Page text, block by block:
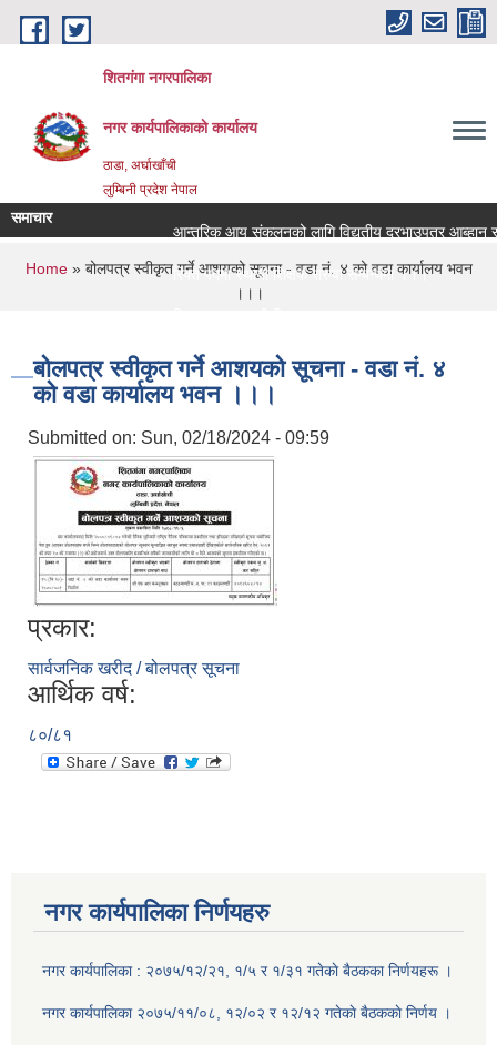
Skip to main content
शितगंगा नगरपालिका
नगर कार्यपालिकाकाे कार्यालय
ठाडा, अर्घाखाँची
लुम्बिनी प्रदेश नेपाल
समाचार
आन्तरिक आय संकलनको लागि विद्युतीय दरभाउपत्र आब्हान
रिक्त पदमा स्थायी शिक्षक सरुवा सम्बन्धमा ।।।
You are here
Home» बोलपत्र स्वीकृत गर्ने आशयको सूचना - वडा न‌ं. ४ को वडा कार्यालय भवन
।।।
बोलपत्र स्वीकृत गर्ने आशयको सूचना - वडा न‌ं. ४
को वडा कार्यालय भवन ।।।
Submitted on: Sun, 02/18/2024 - 09:59
प्रकार:
सार्वजनिक खरीद / बोलपत्र सूचना
आर्थिक वर्ष:
८०/८१
नगर कार्यपालिका निर्णयहरु
नगर कार्यपालिका : २०७५/१२/२१, १/५ र १/३१ गतेकाे बैठकका निर्णयहरू ।
नगर कार्यपालिका २०७५/११/०८, १२/०२ र १२/१२ गतेकाे बैठककाे निर्णय ।